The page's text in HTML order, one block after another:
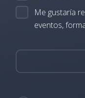
Me gustaría
eventos,